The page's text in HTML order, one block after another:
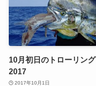
10月初日のトローリング
2017
2017年10月1日